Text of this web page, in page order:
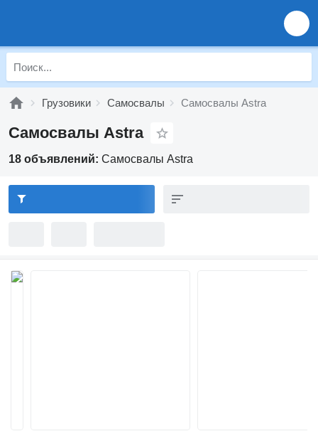
Грузовики Самосвалы Самосвалы Astra
Самосвалы Astra
18 объявлений: Самосвалы Astra